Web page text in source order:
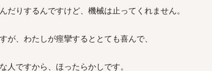
だりするんですけど、機械は止ってくれません。
が、わたしが痙攣するととても喜んで、
人ですから、ほったらかしです。